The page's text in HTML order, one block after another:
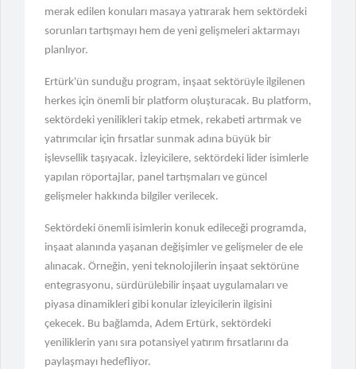
"Asminata'nın 'Teyra'sı Duyguları
Zirveye Taşıyor"
Çetesi Çökertildi"
Hareketleri Ve Tutuklanma Süreci
Kervansaray Yatırım Holding'in
Hisse Devrine Başlandı
Gözaltılar!"
merak edilen konuları masaya yatırarak hem sektördeki
sorunları tartışmayı hem de yeni gelişmeleri aktarmayı
planlıyor.
Ertürk'ün sunduğu program, inşaat sektörüyle ilgilenen
herkes için önemli bir platform oluşturacak. Bu platform,
sektördeki yenilikleri takip etmek, rekabeti artırmak ve
yatırımcılar için fırsatlar sunmak adına büyük bir
işlevsellik taşıyacak. İzleyicilere, sektördeki lider isimlerle
yapılan röportajlar, panel tartışmaları ve güncel
gelişmeler hakkında bilgiler verilecek.
Sektördeki önemli isimlerin konuk edileceği programda,
inşaat alanında yaşanan değişimler ve gelişmeler de ele
alınacak. Örneğin, yeni teknolojilerin inşaat sektörüne
entegrasyonu, sürdürülebilir inşaat uygulamaları ve
piyasa dinamikleri gibi konular izleyicilerin ilgisini
çekecek. Bu bağlamda, Adem Ertürk, sektördeki
yeniliklerin yanı sıra potansiyel yatırım fırsatlarını da
paylaşmayı hedefliyor.